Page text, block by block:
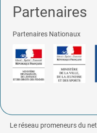
Partenaires
Partenaires Nationaux
Le réseau promeneurs du net